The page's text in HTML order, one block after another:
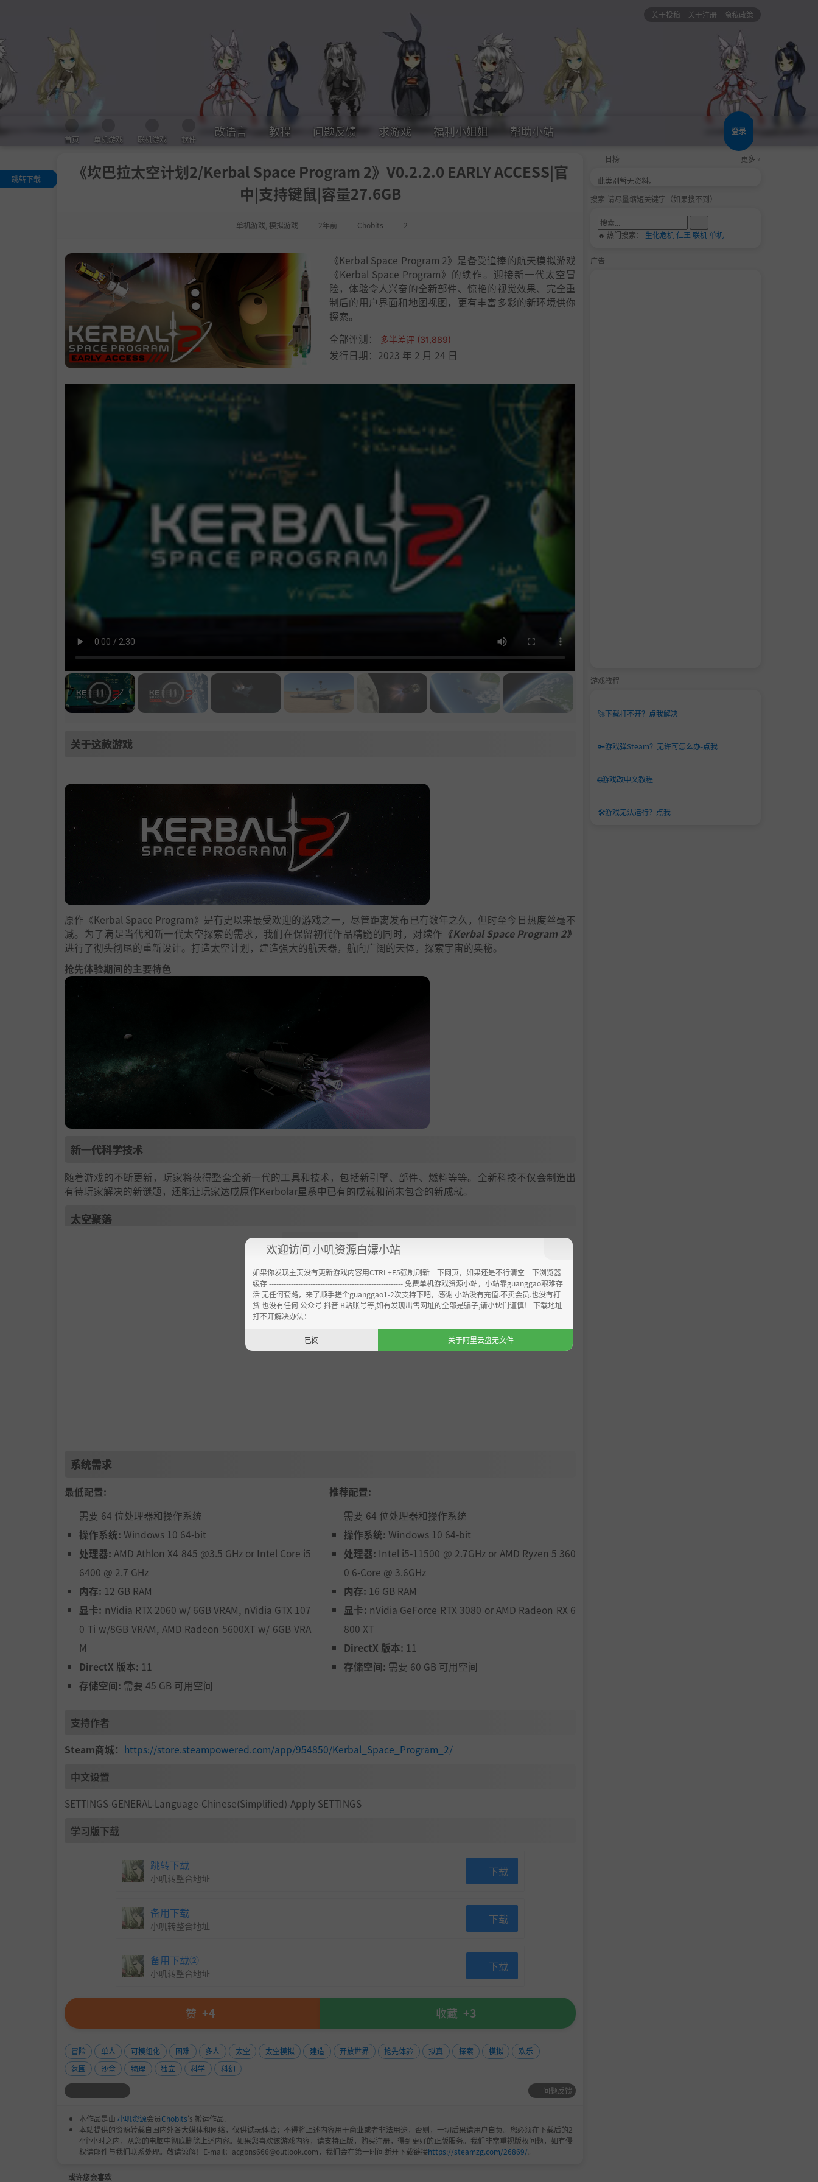
关于投稿 关于注册 隐私政策
首页 单机游戏 联机游戏 软件
改语言 教程 问题反馈 求游戏 福利小姐姐 帮助小站 登录
《坎巴拉太空计划2/Kerbal Space Program 2》V0.2.2.0 EARLY ACCESS|官
中|支持键鼠|容量27.6GB
单机游戏 模拟游戏 2年前 Chobits 2
跳转下载
《Kerbal Space Program 2》是备受追捧的航天模拟游戏
《Kerbal Space Program》的续作。迎接新一代太空冒
险，体验令人兴奋的全新部件、惊艳的视觉效果、完全重
制后的用户界面和地图视图，更有丰富多彩的新环境供你
探索。
全部评测：
多半差评 (31,889)
发行日期：2023 年 2 月 24 日
关于这款游戏
原作《Kerbal Space Program》是有史以来最受欢迎的游戏之一，尽管距离发布已有数年之久，但时至今日热度丝毫不
减。为了满足当代和新一代太空探索的需求，我们在保留初代作品精髓的同时，对续作 《Kerbal Space Program 2》
进行了彻头彻尾的重新设计。打造太空计划，建造强大的航天器，航向广阔的天体，探索宇宙的奥秘。
抢先体验期间的主要特色
新一代科学技术
随着游戏的不断更新，玩家将获得整套全新一代的工具和技术，包括新引擎、部件、燃料等等。全新科技不仅会制造出
有待玩家解决的新谜题，还能让玩家达成原作Kerbolar星系中已有的成就和尚未包含的新成就。
太空聚落
《Kerbal Space Program 2》中的全新内容还包括太空聚落。玩家不仅需要面对太空聚落带来的实际挑战，还需要学会
星际旅行
新一代科技、太空聚落和资源收集系统会将太空探索提升至全新的层次：星际旅行。在《Kerbal Space Program 2》
Charr，热力四射钢铁星球；Ovin，具备超高重力的环状超级地球；Rask和Rusk，被死亡之舞缠绕的双子星；还有其他
更多星球等待你去探索。
多人游戏/模组
《Kerbal Space Program 2》中的核心科技发展将基于初代游戏中广受欢迎的模组打造，同时满足玩家们希望添加多人
▼▼展开阅读
系统需求
最低配置:
需要 64 位处理器和操作系统
操作系统: Windows 10 64-bit
处理器: AMD Athlon X4 845 @3.5 GHz or Intel Core i5
6400 @ 2.7 GHz
内存: 12 GB RAM
显卡: nVidia RTX 2060 w/ 6GB VRAM, nVidia GTX 107
0 Ti w/8GB VRAM, AMD Radeon 5600XT w/ 6GB VRA
M
DirectX 版本: 11
存储空间: 需要 45 GB 可用空间
推荐配置:
需要 64 位处理器和操作系统
操作系统: Windows 10 64-bit
处理器: Intel i5-11500 @ 2.7GHz or AMD Ryzen 5 360
0 6-Core @ 3.6GHz
内存: 16 GB RAM
显卡: nVidia GeForce RTX 3080 or AMD Radeon RX 6
800 XT
DirectX 版本: 11
存储空间: 需要 60 GB 可用空间
支持作者
Steam商城： https://store.steampowered.com/app/954850/Kerbal_Space_Program_2/
中文设置
SETTINGS-GENERAL-Language-Chinese(Simplified)-Apply SETTINGS
学习版下载
跳转下载
小叽转整合地址 下载
备用下载
小叽转整合地址 下载
备用下载②
小叽转整合地址 下载
赞 +4 收藏 +3
冒险 单人 可模组化 困难 多人 太空 太空模拟 建造 开放世界 抢先体验 拟真 探索 模拟
欢乐
氛围
沙盒 物理 独立 科学 科幻
问题反馈
本作品是由 小叽资源会员Chobits's 搬运作品.
本站提供的资源转载自国内外各大媒体和网络，仅供试玩体验；不得将上述内容用于商业或者非法用途，否则，一切后果请用户自负。您必须在下载后的2
4个小时之内，从您的电脑中彻底删除上述内容。如果您喜欢该游戏内容，请支持正版，购买注册，得到更好的正版服务。我们非常重视版权问题，如有侵
权请邮件与我们联系处理。敬请谅解！E-mail：acgbns666@outlook.com，我们会在第一时间断开下载链接https://steamzg.com/26869/。
或许您会喜欢
日榜 更多 »
此类别暂无资料。
搜索-请尽量缩短关键字（如果搜不到）
🔥 热门搜索： 生化危机仁王 联机单机
广告
游戏教程
🚀下载打不开？点我解决
🔑游戏弹Steam？无许可怎么办-点我
🌐游戏改中文教程
🛠️游戏无法运行？点我
欢迎访问 小叽资源白嫖小站
如果你发现主页没有更新游戏内容用CTRL+F5强制刷新一下网页，如果还是不行清空一下浏览器
缓存 ------------------------------------------------------- 免费单机游戏资源小站，小站靠guanggao艰难存
活 无任何套路，来了顺手搓个guanggao1-2次支持下吧，感谢 小站没有充值.不卖会员.也没有打
赏 也没有任何 公众号 抖音 B站账号等,如有发现出售网址的全部是骗子,请小伙们谨慎！ 下载地址
打不开解决办法：
已阅 关于阿里云盘无文件